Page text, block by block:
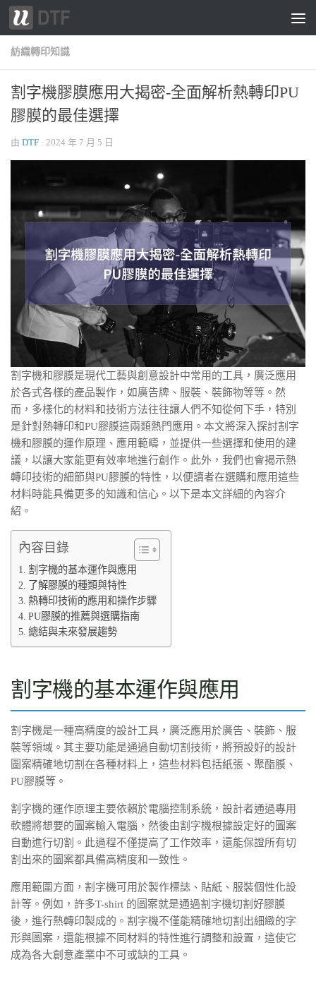
跳轉至內容
紡織轉印知識
割字機膠膜應用大揭密-全面解析熱轉印PU
膠膜的最佳選擇
由 DTF · 2024 年 7 月 5 日
割字機和膠膜是現代工藝與創意設計中常用的工具，廣泛應用
於各式各樣的產品製作，如廣告牌、服裝、裝飾物等等。然
而，多樣化的材料和技術方法往往讓人們不知從何下手，特別
是針對熱轉印和PU膠膜這兩類熱門應用。本文將深入探討割字
機和膠膜的運作原理、應用範疇，並提供一些選擇和使用的建
議，以讓大家能更有效率地進行創作。此外，我們也會揭示熱
轉印技術的細節與PU膠膜的特性，以便讀者在選購和應用這些
材料時能具備更多的知識和信心。以下是本文詳細的內容介
紹。
內容目錄
割字機的基本運作與應用
了解膠膜的種類與特性
熱轉印技術的應用和操作步驟
PU膠膜的推薦與選購指南
總結與未來發展趨勢
割字機的基本運作與應用
割字機是一種高精度的設計工具，廣泛應用於廣告、裝飾、服
裝等領域。其主要功能是通過自動切割技術，將預設好的設計
圖案精確地切割在各種材料上，這些材料包括紙張、聚酯膜、
PU膠膜等。
割字機的運作原理主要依賴於電腦控制系統，設計者通過專用
軟體將想要的圖案輸入電腦，然後由割字機根據設定好的圖案
自動進行切割。此過程不僅提高了工作效率，還能保證所有切
割出來的圖案都具備高精度和一致性。
應用範圍方面，割字機可用於製作標誌、貼紙、服裝個性化設
計等。例如，許多T-shirt 的圖案就是通過割字機切割好膠膜
後，進行熱轉印製成的。割字機不僅能精確地切割出細緻的字
形與圖案，還能根據不同材料的特性進行調整和設置，這使它
成為各大創意產業中不可或缺的工具。